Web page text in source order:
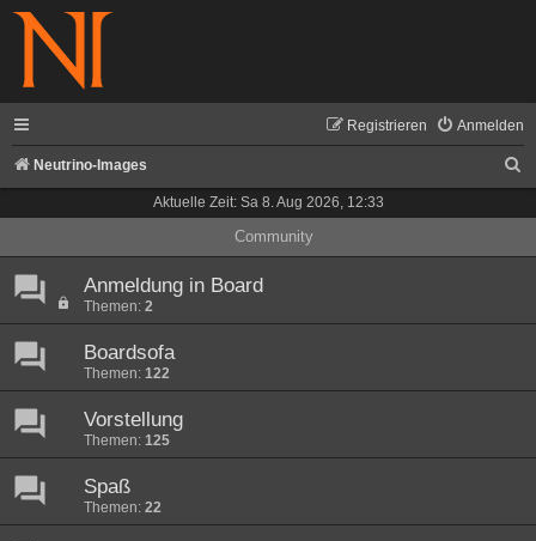
Anmelden
Registrieren
Neutrino-Images
h
Aktuelle Zeit: Sa 8. Aug 2026, 12:33
Community
Anmeldung in Board
Themen: 2
Boardsofa
Themen: 122
Vorstellung
Themen: 125
Spaß
Themen: 22